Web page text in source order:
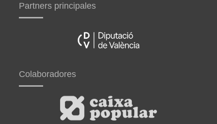
Partners principales
Colaboradores